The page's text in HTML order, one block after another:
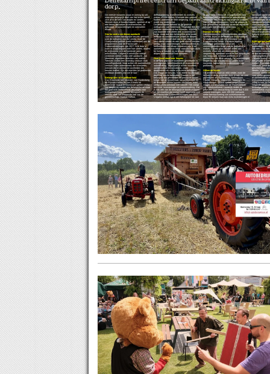
Denekamp: het centrum bepaalt aantrekkingskracht van
dorp.
De meeste inwoners staan er weinig bij stil,
maar een belangrijk deel van het leven speelt
zich af in de kern van dorpen en steden.
Mensen doen er boodschappen, spreken af op
een terras, bezoeken er evenementen, ze
gebruiken er voorzieningen en ontmoeten
elkaar.
Sterke centra verdienen aandacht
Juist nu worden belangrijke keuzes gemaakt
over de toekomst van die centra, want de
Overijsselse politiek werkt momenteel aan de
programma's voor de Provinciale
Statenverkiezingen van 2027. Wat daar in
komt te staan bepaalt mee hoe steden, dorpen
en wijkcentra zich de komende jaren
ontwikkelen. Volgens Koninklijke inretail
verdienen sterke centra veel aandacht. Jan
Meerman, algemeen directeur van inretail:
"Mensen vinden een levendig centrum vaak
vanzelfsprekend. Maar achter elk aantrekkelijk
centrum zitten ondernemers die investeren,
mensen die er werken en overheden die
keuzes maken. Als we wachten tot problemen
zichtbaar worden, zijn we te laat."
Belangrijke rol in leefbaarheid
Van Enschede tot Deventer, van Hardenberg
tot Rijssen-Holten en van Almelo tot
Steenwijk: overal in Overijssel spelen centra
van dorpen en steden een belangrijke rol waar
het gaat over leefbaarheid. Ze zorgen voor
werkgelegenheid, trekken bezoekers en
vormen vaak het kloppende hart van de
gemeenschap. Horeca, cultuur,
dienstverlening, evenementen en winkels
maken elkaar sterker. Wanneer een centrum
floreert, profiteert de hele omgeving. Dat belang
wordt nog onderschat.
De detailhandel behoort tot de grootste
werkgevers van Nederland. Ongeveer 900.000
mensen verdienen er hun inkomen. Winkels
zijn daarmee niet alleen een economische
factor, maar ook een belangrijke pijler onder
leefbare en aantrekkelijke steden en dorpen.
Juist in Overijssel doet dat er toe. De provincie
kent sterke steden én een groot aantal kleinere
kernen waar voorzieningen, bereikbaarheid en
leefbaarheid met elkaar verweven zijn. Een
aantrekkelijk centrum helpt voorzieningen dicht
bij huis te houden en zo blijven steden en
dorpen aantrekkelijk voor iedereen.
Overijssel staat voor keuzes
In de hele provincie investeren gemeenten in
woningbouw, bereikbaarheid en economische
ontwikkeling. Tegelijkertijd willen inwoners
aantrekkelijke binnensteden, vitale
dorpskernen en sterke wijkcentra behouden.
Dat vraagt om keuzes. Niet iedere locatie kan
dezelfde functie behouden. Daarom is het
belangrijk dat gemeenten en provincie samen
kijken hoe de binnenstad, het wijkcentrum en
de dorpskern elkaar kunnen versterken, want
sterke centra ontstaan niet vanzelf. Het vraagt
om visie, investeringen en samenwerking. Dat
is ook een van de belangrijkste boodschappen
uit het manifest dat inretail heeft opgesteld voor
de Provinciale Statenverkiezingen van 2027.
Volgens inretail ligt er een belangrijke rol voor
de provincie Overijssel. Vraagstukken rond
bereikbaarheid, economische ontwikkeling,
ruimtelijke inrichting en netcongestie stoppen
niet bij de gemeentegrens. Juist de provincie
kan gemeenten helpen om lokale en regionale
belangen met elkaar te verbinden.
Investeren werkt
Dat investeren in centrumgebieden resultaat
oplevert, blijkt uit de landelijke Impulsaanpak
Winkelgebieden van het ministerie van
Economische Zaken. Via deze regeling
ontvangen gemeenten steun om
centrumgebieden klaar voor de toekomst te
maken. Daarbij gaat het niet alleen om
winkels, maar ook om woningbouw,
vergroening, openbare ruimte en het aanpakken
van leegstand. In totaal profiteren al 47
gemeenten van deze aanpak. De investeringen
dragen bij aan aantrekkelijke centra waar
inwoners, bezoekers en ondernemers van
profiteren.
Geleerde lessen
De betekenis daarvan reikt verder, want de
lessen uit deze projecten doen er ook toe voor
gemeenten als Hardenberg, Hellendoorn,
Raalte, Hengelo, Oldenzaal, Tubbergen en
Haaksbergen. Overal spelen vergelijkbare
vragen. De resultaten van de Impulsaanpak
zijn indrukwekkend. Landelijk leiden de
projecten naar verwachting tot meer dan 5.000
nieuwe woningen, ruim 130.000 vierkante
meter herstructurering van winkelruimte en
bijna 95 miljoen euro aan extra investeringen in
openbare ruimte
lokken publieke
investeringen uit
voorzieningen die
keren niet vanzelf
wordt niet
nieuwe
tijdig te
centra.
Bijdrage aan
Sterke centra
ondernemers. Ze
van een wijk, dorp
bewoners
en dat bezoekers
centrumgebied te
Volgens inretail is
het gesprek te
inretail: "Komend
stemmen, maar
geschrevenen
ideeën. Voor
centraal: sterke
voor sterke
óf aantrekkelijke
wijkcentra
vraag is hoe we
volgende
levendige centra,
aantrekkelijk
sterke provincie